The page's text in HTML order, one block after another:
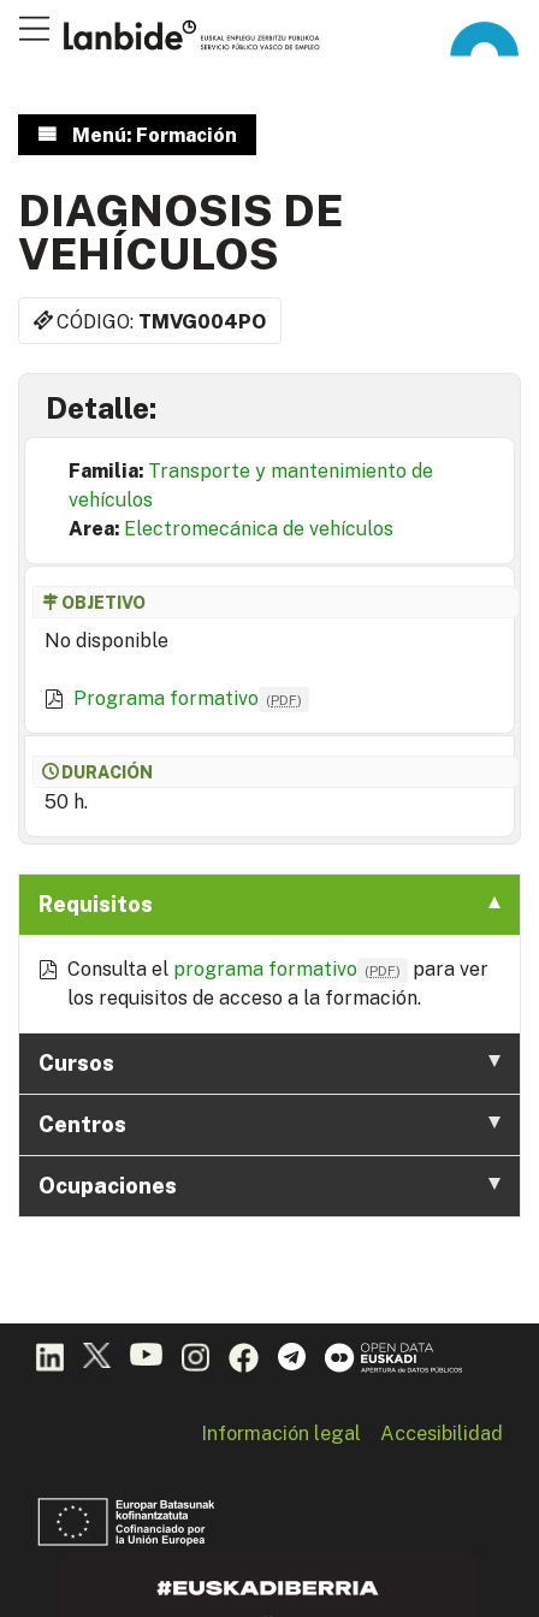
Menú: Formación
DIAGNOSIS DE
VEHÍCULOS
CÓDIGO: TMVG004PO
Detalle:
Familia: Transporte y mantenimiento de
vehículos
Area: Electromecánica de vehículos
OBJETIVO
No disponible
Programa formativo (PDF)
DURACIÓN
50 h.
Requisitos
Consulta el programa formativo (PDF)
para ver
los requisitos de acceso a la formación.
Cursos
Centros
Ocupaciones
Información legal Accesibilidad